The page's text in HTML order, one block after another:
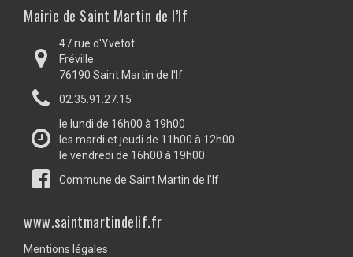
Mairie de Saint Martin de l’If
47 rue d'Yvetot
Fréville
76190 Saint Martin de l'If
02.35.91.27.15
le lundi de 16h00 à 19h00
les mardi et jeudi de 11h00 à 12h00
le vendredi de 16h00 à 19h00
Commune de Saint Martin de l'If
www.saintmartindelif.fr
Mentions légales